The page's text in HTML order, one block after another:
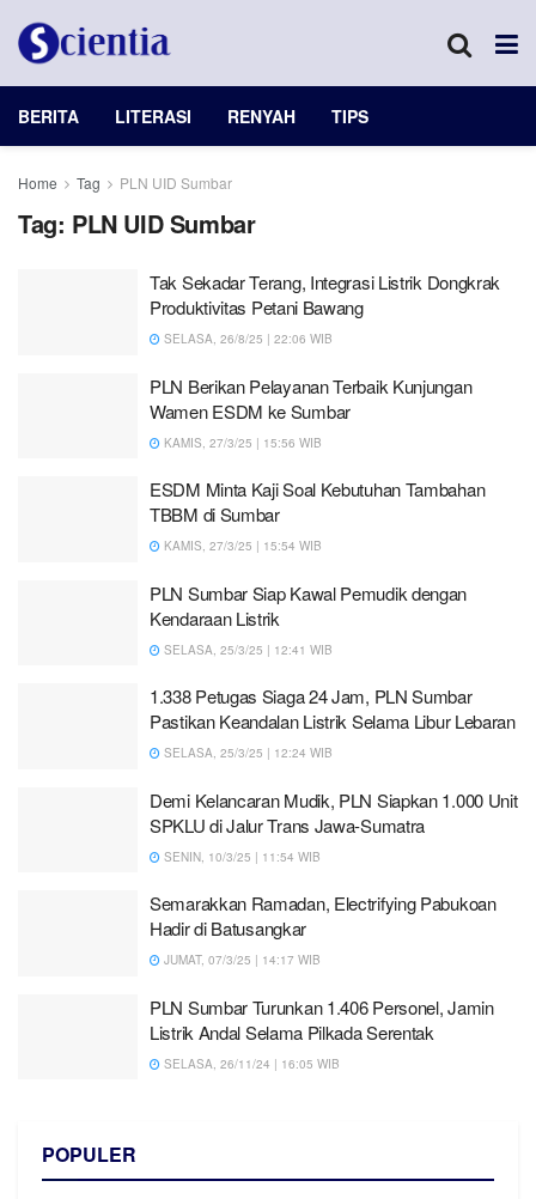
BERITA LITERASI RENYAH TIPS
Home Tag PLN UID Sumbar
Tag: PLN UID Sumbar
Tak Sekadar Terang, Integrasi Listrik Dongkrak
Produktivitas Petani Bawang
SELASA, 26/8/25 | 22:06 WIB
PLN Berikan Pelayanan Terbaik Kunjungan
Wamen ESDM ke Sumbar
KAMIS, 27/3/25 | 15:56 WIB
ESDM Minta Kaji Soal Kebutuhan Tambahan
TBBM di Sumbar
KAMIS, 27/3/25 | 15:54 WIB
PLN Sumbar Siap Kawal Pemudik dengan
Kendaraan Listrik
SELASA, 25/3/25 | 12:41 WIB
1.338 Petugas Siaga 24 Jam, PLN Sumbar
Pastikan Keandalan Listrik Selama Libur Lebaran
SELASA, 25/3/25 | 12:24 WIB
Demi Kelancaran Mudik, PLN Siapkan 1.000 Unit
SPKLU di Jalur Trans Jawa-Sumatra
SENIN, 10/3/25 | 11:54 WIB
Semarakkan Ramadan, Electrifying Pabukoan
Hadir di Batusangkar
JUMAT, 07/3/25 | 14:17 WIB
PLN Sumbar Turunkan 1.406 Personel, Jamin
Listrik Andal Selama Pilkada Serentak
SELASA, 26/11/24 | 16:05 WIB
POPULER